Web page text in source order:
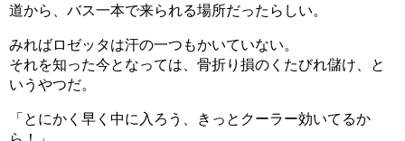
道から、バス一本で来られる場所だったらしい。
みればロゼッタは汗の一つもかいていない。
それを知った今となっては、骨折り損のくたびれ儲け、と
いうやつだ。
「とにかく早く中に入ろう、きっとクーラー効いてるか